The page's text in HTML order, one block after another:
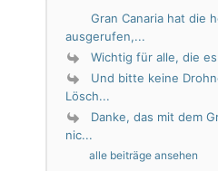
Gran Canaria hat die
ausgerufen,...
Wichtig für alle, die
Und bitte keine
Lösch...
Danke, das mit dem
nic...
alle beiträge ansehen